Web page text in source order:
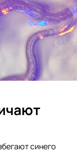
синего